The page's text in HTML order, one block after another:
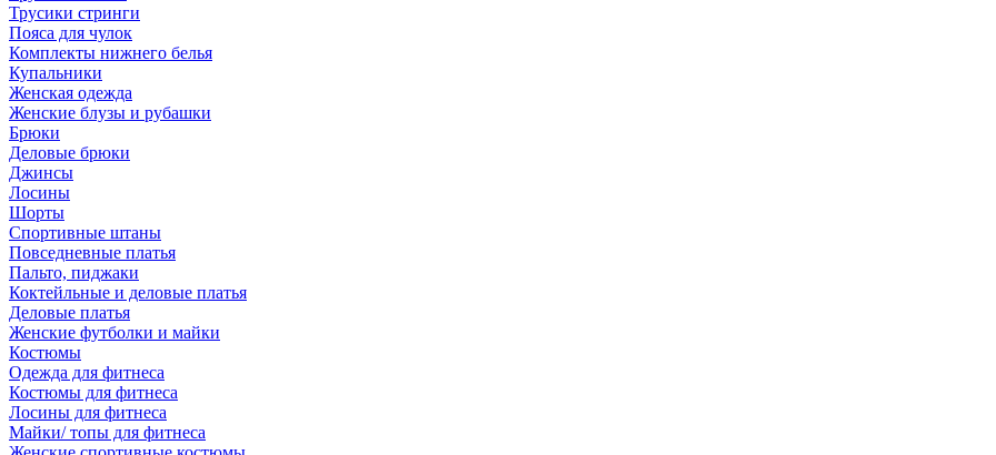
Трусики стринги
Пояса для чулок
Комплекты нижнего белья
Купальники
Женская одежда
Женские блузы и рубашки
Брюки
Деловые брюки
Джинсы
Лосины
Шорты
Спортивные штаны
Повседневные платья
Пальто, пиджаки
Коктейльные и деловые платья
Деловые платья
Женские футболки и майки
Костюмы
Одежда для фитнеса
Костюмы для фитнеса
Лосины для фитнеса
Майки/ топы для фитнеса